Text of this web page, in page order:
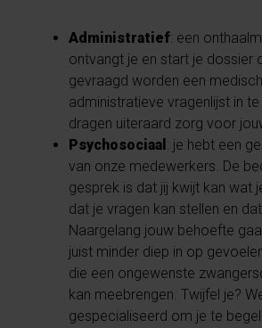
Administratief: een
ontvangt je en start je dossier
gevraagd worden een
administratieve vragenlijst in te
dragen uiteraard zorg voor
Psychosociaal : je hebt een
van onze medewerkers. De
gesprek is dat jij kwijt kan wat
dat je vragen kan stellen en
Naargelang jouw behoefte
juist minder diep in op
die een ongewenste
kan meebrengen. Twijfel je?
gespecialiseerd om je te